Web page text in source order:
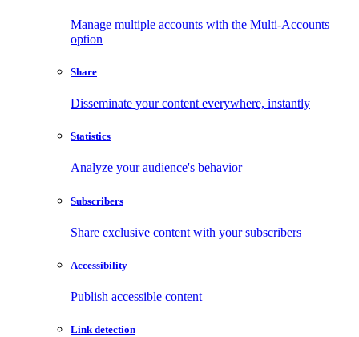
Manage multiple accounts with the Multi-Accounts
option
Share
Disseminate your content everywhere, instantly
Statistics
Analyze your audience's behavior
Subscribers
Share exclusive content with your subscribers
Accessibility
Publish accessible content
Link detection